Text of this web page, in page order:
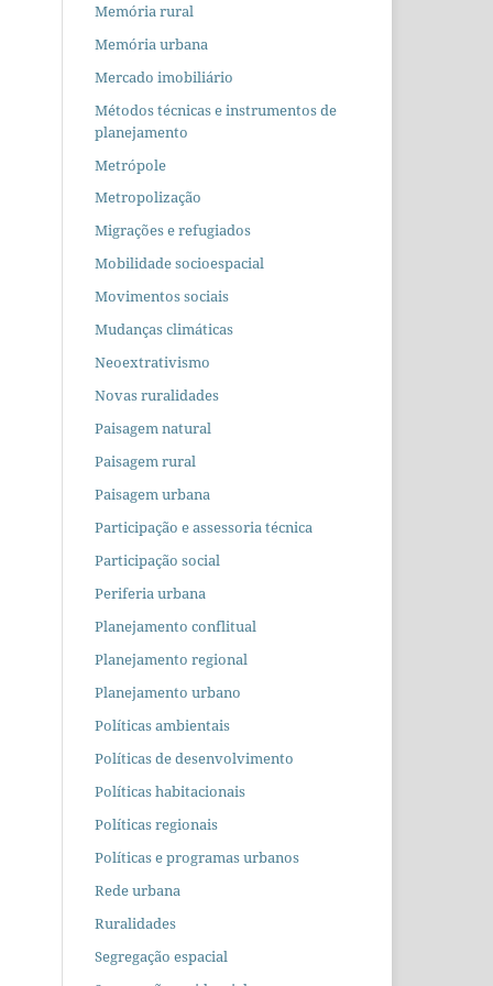
Memória rural
Memória urbana
Mercado imobiliário
Métodos técnicas e instrumentos de
planejamento
Metrópole
Metropolização
Migrações e refugiados
Mobilidade socioespacial
Movimentos sociais
Mudanças climáticas
Neoextrativismo
Novas ruralidades
Paisagem natural
Paisagem rural
Paisagem urbana
Participação e assessoria técnica
Participação social
Periferia urbana
Planejamento conflitual
Planejamento regional
Planejamento urbano
Políticas ambientais
Políticas de desenvolvimento
Políticas habitacionais
Políticas regionais
Políticas e programas urbanos
Rede urbana
Ruralidades
Segregação espacial